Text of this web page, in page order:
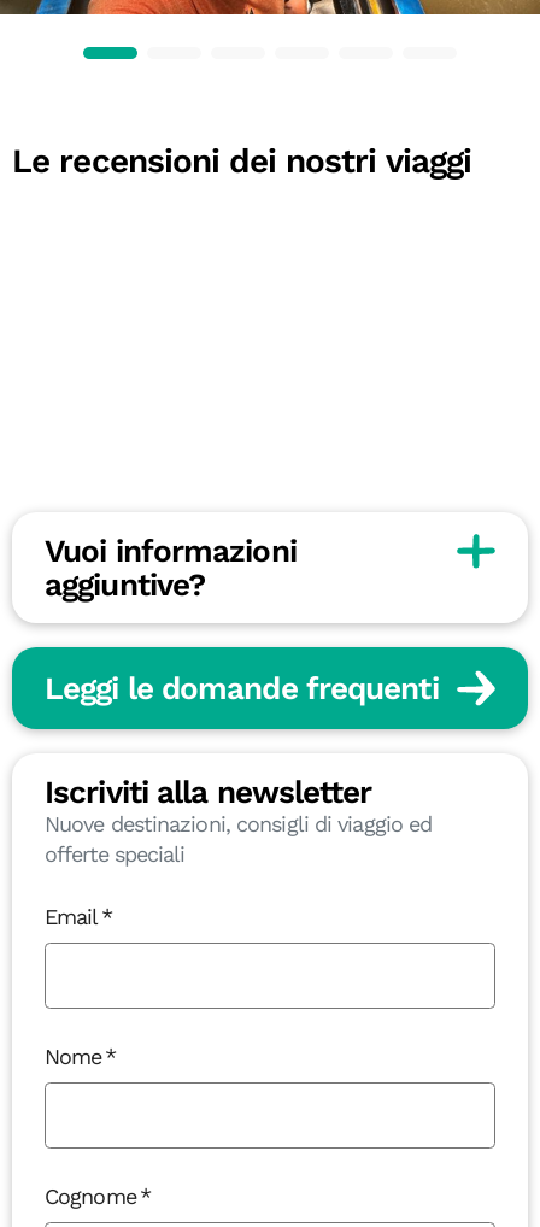
Le recensioni dei nostri viaggi
Vuoi informazioni
aggiuntive?
Leggi le domande frequenti
Iscriviti alla newsletter
Nuove destinazioni, consigli di viaggio ed
offerte speciali
Email
Nome
Cognome